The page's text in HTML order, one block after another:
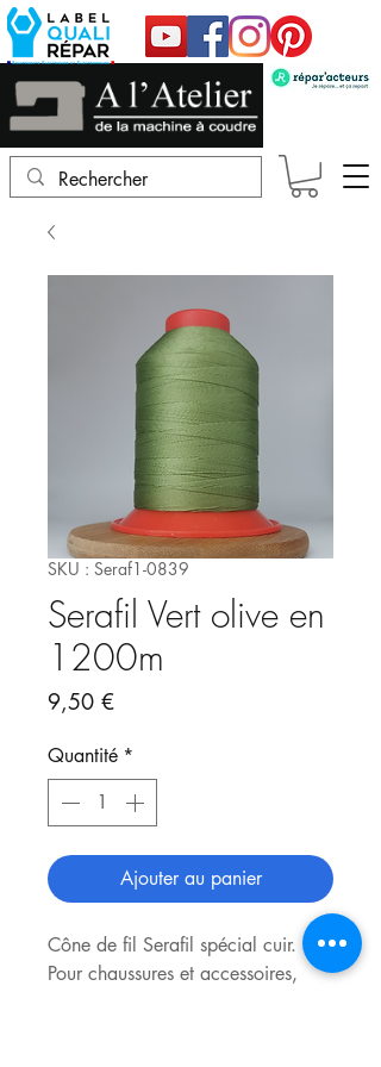
SKU : Seraf1-0839
Serafil Vert olive en
1200m
9,50 €Prix
Quantité *
Ajouter au panier
Cône de fil Serafil spécial cuir.
Pour chaussures et accessoires,